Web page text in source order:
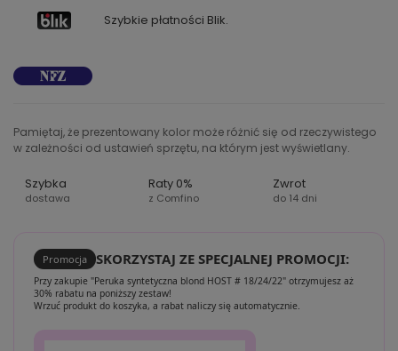
Szybkie płatności Blik.
Pamiętaj, że prezentowany kolor może różnić się od rzeczywistego
w zależności od ustawień sprzętu, na którym jest wyświetlany.
Szybka
dostawa
Raty 0%
z Comfino
Zwrot
do 14 dni
Promocja SKORZYSTAJ ZE SPECJALNEJ PROMOCJI:
Przy zakupie "Peruka syntetyczna blond HOST # 18/24/22" otrzymujesz aż
30% rabatu na poniższy zestaw!
Wrzuć produkt do koszyka, a rabat naliczy się automatycznie.